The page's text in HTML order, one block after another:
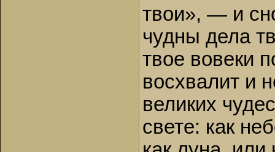
твои», — и
чудны дела
твое вовеки
восхвалит и
великих
свете: как